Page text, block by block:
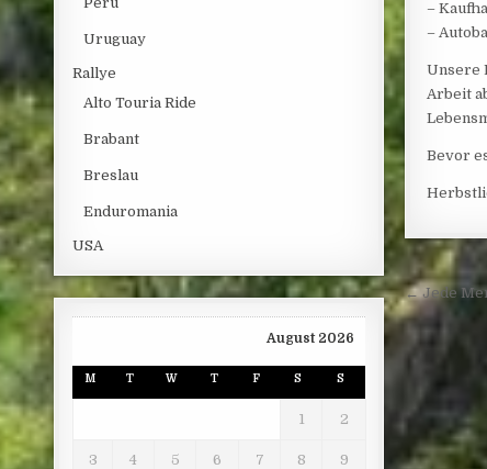
–
–
Unsere
Arbeit
Bevor
Post
← Jede
Uruguay
Rallye
Alto Touria Ride
Brabant
Breslau
Enduromania
USA
August 2026
M T W T F S S
1 2
3 4 5 6 7 8 9